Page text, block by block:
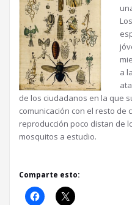
a
de los ciudadanos en la que
comunicación con el resto de
reproducción poco distan de
mosquitos a estudio.
Comparte esto: